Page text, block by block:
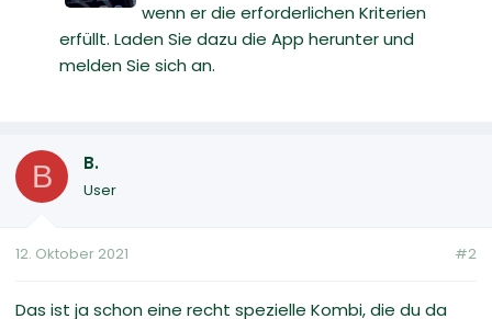
wenn er die erforderlichen Kriterien
erfüllt. Laden Sie dazu die App herunter und
melden Sie sich an.
B B.
User
12. Oktober 2021 #2
Das ist ja schon eine recht spezielle Kombi, die du da